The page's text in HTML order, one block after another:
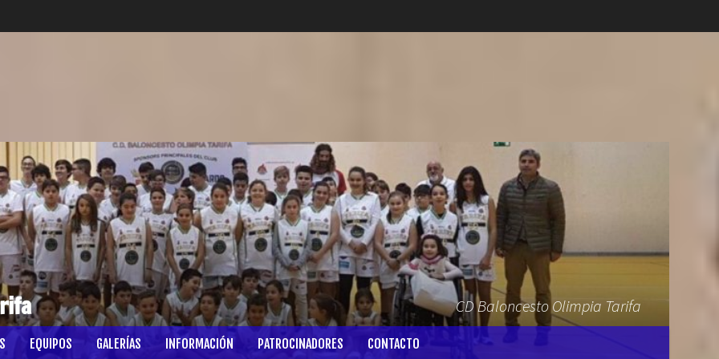
CD Baloncesto Olimpia Tarifa
EQUIPOS GALERÍAS INFORMACIÓN PATROCINADORES CONTACTO